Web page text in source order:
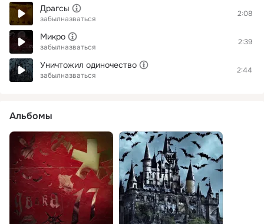
Драгсы
забылназваться
2:08
Микро
забылназваться
2:39
Уничтожил одиночество
забылназваться
2:44
Альбомы